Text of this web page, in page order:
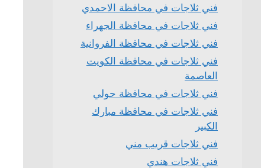
فني ثلاجات في محافظة الاحمدي
فني ثلاجات في محافظة الجهراء
فني ثلاجات في محافظة الفروانية
فني ثلاجات في محافظة الكويت
العاصمة
فني ثلاجات في محافظة حولي
فني ثلاجات في محافظة مبارك
الكبير
فني ثلاجات قريب مني
فني ثلاجات هندي